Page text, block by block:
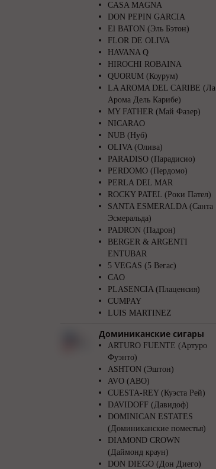
CASA MAGNA
DON PEPIN GARCIA
El BATON (Эль Бэтон)
FLOR DE OLIVA
HAVANA Q
HIROCHI ROBAINA
QUORUM (Коурум)
LA AROMA DEL CARIBE (Ла
Арома Дель Карибе)
MY FATHER (Май Фазер)
NICARAO
NUB (Нуб)
OLIVA (Олива)
PARADISO (Парадисио)
PERDOMO (Пердомо)
PERLA DEL MAR
ROCKY PATEL (Роки Пател)
SANTA ESMERALDA (Санта
Эсмеральда)
PADRON (Падрон)
BERGER & ARGENTI
ENTUBAR
5 VEGAS (5 Вегас)
CAO
PLASENCIA (Плаценсия)
CUMPAY
LUIS MARTINEZ
Доминиканские сигары
ARTURO FUENTE (Артуро
Фуэнто)
ASHTON (Эштон)
AVO (АВО)
CUESTA-REY (Куэста Рей)
DAVIDOFF (Давидоф)
DOMINICAN ESTATES
(Доминиканские поместья)
DIAMOND CROWN
(Даймонд краун)
DON DIEGO (Дон Диего)